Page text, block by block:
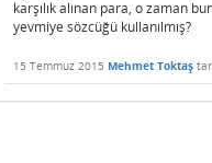
karşılık alınan para, o zaman
yevmiye sözcüğü kullanılmış?
15 Temmuz 2015 Mehmet Toktaş